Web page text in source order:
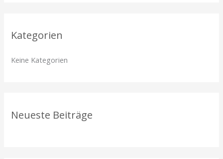
e
n
Kategorien
Keine Kategorien
Neueste Beiträge